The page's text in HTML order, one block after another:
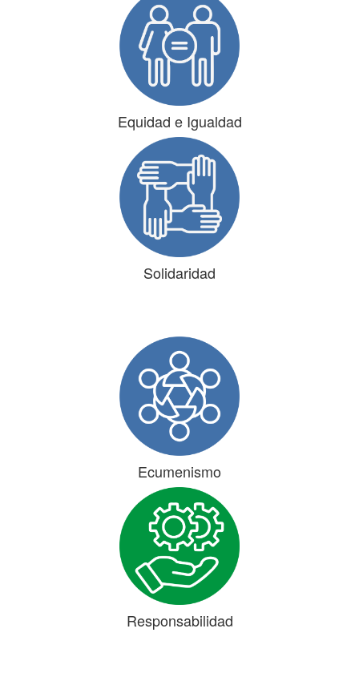
Equidad e Igualdad
Solidaridad
Ecumenismo
Responsabilidad